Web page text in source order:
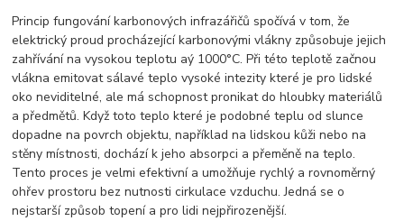
Princip fungování karbonových infrazářičů spočívá v tom, že
elektrický proud procházející karbonovými vlákny způsobuje jejich
zahřívání na vysokou teplotu aý 1000°C. Při této teplotě začnou
vlákna emitovat sálavé teplo vysoké intezity které je pro lidské
oko neviditelné, ale má schopnost pronikat do hloubky materiálů
a předmětů. Když toto teplo které je podobné teplu od slunce
dopadne na povrch objektu, například na lidskou kůži nebo na
stěny místnosti, dochází k jeho absorpci a přeměně na teplo.
Tento proces je velmi efektivní a umožňuje rychlý a rovnoměrný
ohřev prostoru bez nutnosti cirkulace vzduchu. Jedná se o
nejstarší způsob topení a pro lidi nejpřirozenější.